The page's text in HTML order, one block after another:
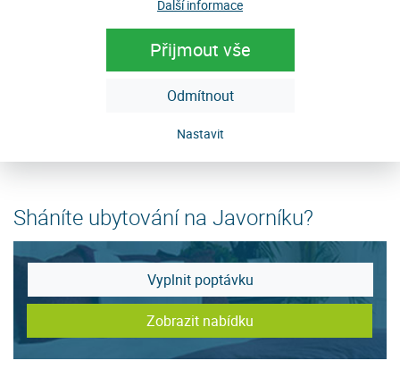
Další informace
Přijmout vše
Odmítnout
Nastavit
Sháníte ubytování na Javorníku?
Vyplnit poptávku
Zobrazit nabídku